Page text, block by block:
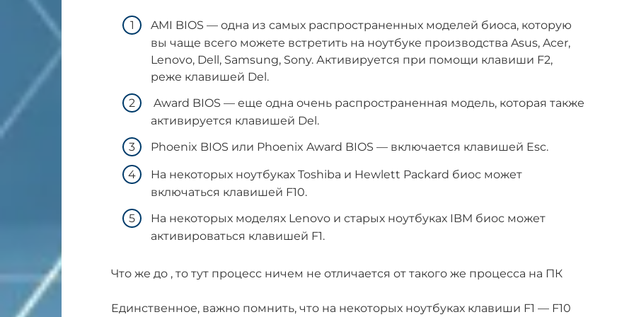
AMI BIOS — одна из самых распространенных моделей биоса, которую
вы чаще всего можете встретить на ноутбуке производства Asus, Acer,
Lenovo, Dell, Samsung, Sony. Активируется при помощи клавиши F2,
реже клавишей Del.
Award BIOS — еще одна очень распространенная модель, которая также
активируется клавишей Del.
Phoenix BIOS или Phoenix Award BIOS — включается клавишей Esc.
На некоторых ноутбуках Toshiba и Hewlett Packard биос может
включаться клавишей F10.
На некоторых моделях Lenovo и старых ноутбуках IBM биос может
активироваться клавишей F1.
Что же до , то тут процесс ничем не отличается от такого же процесса на ПК
Единственное, важно помнить, что на некоторых ноутбуках клавиши F1 — F10